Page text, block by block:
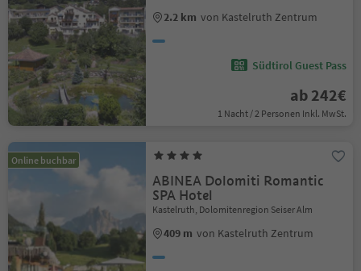
2.2 km von Kastelruth Zentrum
Südtirol Guest Pass
ab 242€
1 Nacht / 2 Personen Inkl. MwSt.
Online buchbar
ABINEA Dolomiti Romantic
SPA Hotel
Kastelruth, Dolomitenregion Seiser Alm
409 m von Kastelruth Zentrum